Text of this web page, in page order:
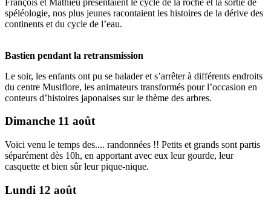
spéléologie, nos plus jeunes racontaient les histoires de la dérive des
continents et du cycle de l’eau.
Bastien pendant la retransmission
Le soir, les enfants ont pu se balader et s’arrêter à différents endroits
du centre Musiflore, les animateurs transformés pour l’occasion en
conteurs d’histoires japonaises sur le thème des arbres.
Dimanche 11 août
Voici venu le temps des.... randonnées !! Petits et grands sont partis
séparément dès 10h, en apportant avec eux leur gourde, leur
casquette et bien sûr leur pique-nique.
Lundi 12 août